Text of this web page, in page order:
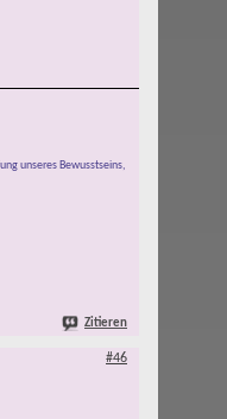
unseres Bewusstseins,
Zitieren
#46